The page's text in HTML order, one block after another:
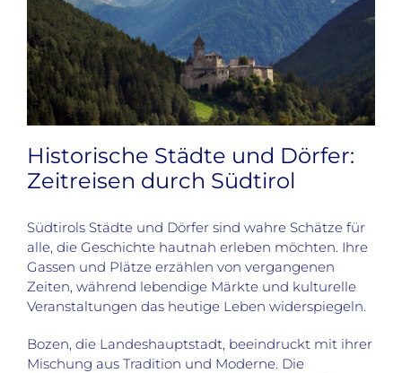
Historische Städte und Dörfer:
Zeitreisen durch Südtirol
Südtirols Städte und Dörfer sind wahre Schätze für
alle, die Geschichte hautnah erleben möchten. Ihre
Gassen und Plätze erzählen von vergangenen
Zeiten, während lebendige Märkte und kulturelle
Veranstaltungen das heutige Leben widerspiegeln.
Bozen, die Landeshauptstadt, beeindruckt mit ihrer
Mischung aus Tradition und Moderne. Die